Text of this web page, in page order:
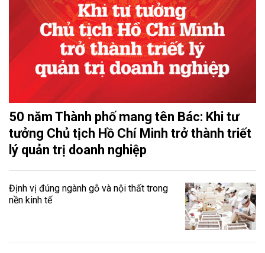
50 năm Thành phố mang tên Bác: Khi tư
tưởng Chủ tịch Hồ Chí Minh trở thành triết
lý quản trị doanh nghiệp
Định vị đúng ngành gỗ và nội thất trong
nền kinh tế